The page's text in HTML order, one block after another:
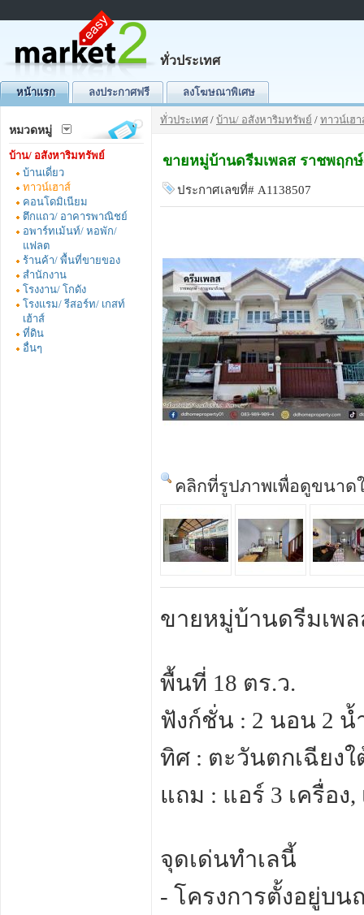
ทั่วประเทศ
หน้าแรก ลงประกาศฟรี ลงโฆษณาพิเศษ
หมวดหมู่
บ้าน/ อสังหาริมทรัพย์
บ้านเดี่ยว
ทาวน์เฮาส์
คอนโดมิเนียม
ตึกแถว/ อาคารพาณิชย์
อพาร์ทเม้นท์/ หอพัก/
แฟลต
ร้านค้า/ พื้นที่ขายของ
สำนักงาน
โรงงาน/ โกดัง
โรงแรม/ รีสอร์ท/ เกสท์
เฮ้าส์
ที่ดิน
อื่นๆ
ทั่วประเทศ / บ้าน/ อสังหาริมทรัพย์ / ทาวน์เฮา
ขายหมู่บ้านดรีมเพลส ราชพฤก
ประกาศเลขที่# A1138507
คลิกที่รูปภาพเพื่อดูขนาด
ขายหมู่บ้านดรีมเพล
พื้นที่ 18 ตร.ว.
ฟังก์ชั่น : 2 นอน 2 น้
ทิศ : ตะวันตกเฉียงใ
แถม : แอร์ 3 เครื่อ
จุดเด่นทำเลนี้
- โครงการตั้งอยู่บ